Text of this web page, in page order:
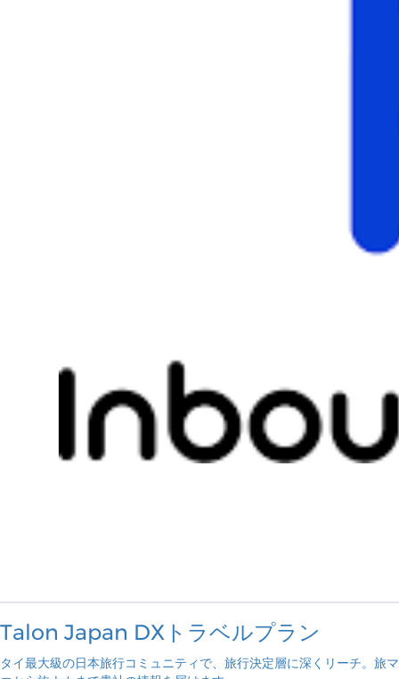
Talon Japan DXトラベルプラン
タイ最大級の日本旅行コミュニティで、旅行決定層に深くリーチ。旅マ